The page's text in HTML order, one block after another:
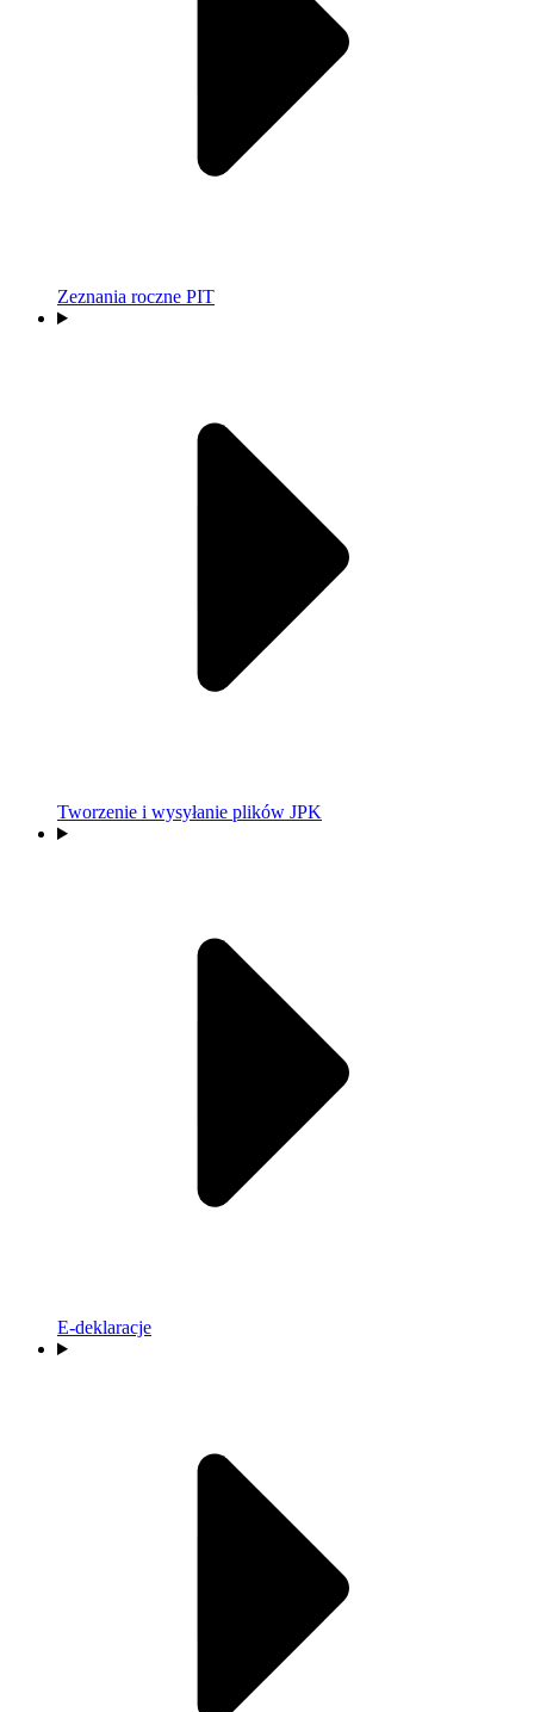
Zeznania roczne PIT
Tworzenie i wysyłanie plików JPK
E-deklaracje